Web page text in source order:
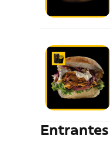
Entrantes